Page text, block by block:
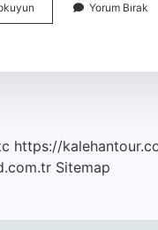
Watt
Yorum Bırak
https://
Sitemap